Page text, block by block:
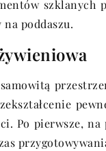
poddaszu.
Po pierwsze, na